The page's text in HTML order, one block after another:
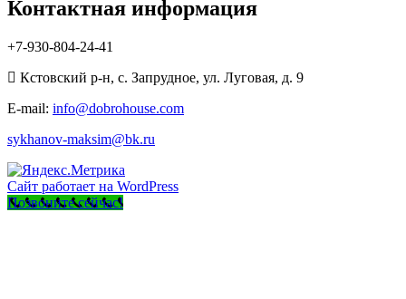
Контактная информация
+7-930-804-24-41
Кстовский р-н, с. Запрудное, ул. Луговая, д. 9
E-mail: info@dobrohouse.com
sykhanov-maksim@bk.ru
Сайт работает на WordPress
Позвоните сейчас!